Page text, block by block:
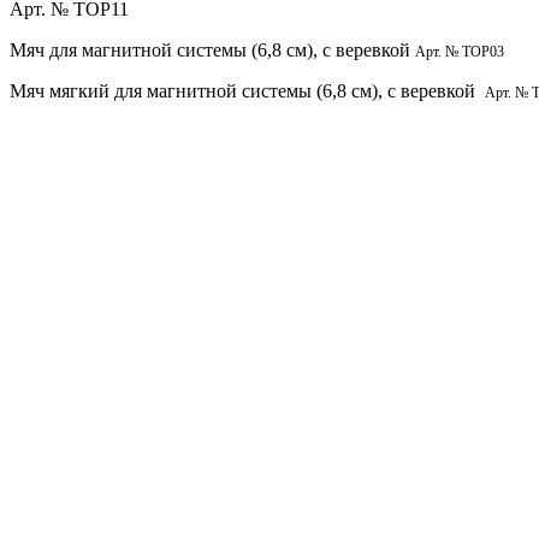
Арт. № TOP11
Мяч для магнитной системы (6,8 см), с веревкой Арт. № TOP03
Мяч мягкий для магнитной системы (6,8 см), с веревкой Арт. №